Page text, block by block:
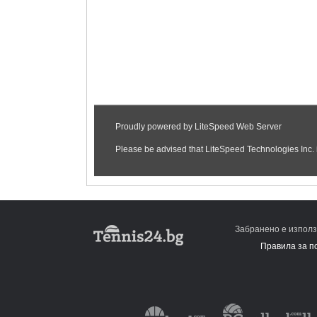
Забранено е
Правила за